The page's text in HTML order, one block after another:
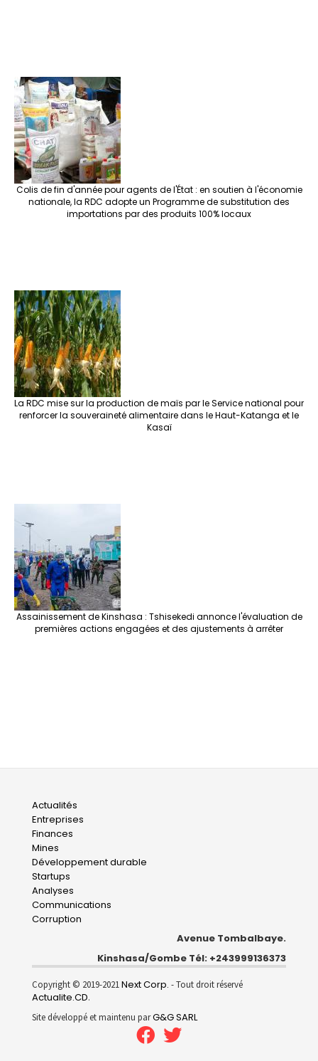
Colis de fin d'année pour agents de l'État : en soutien à l'économie
nationale, la RDC adopte un Programme de substitution des
importations par des produits 100% locaux
La RDC mise sur la production de maïs par le Service national pour
renforcer la souveraineté alimentaire dans le Haut-Katanga et le
Kasaï
Assainissement de Kinshasa : Tshisekedi annonce l'évaluation de
premières actions engagées et des ajustements à arrêter
Main
navigation
Actualités
Entreprises
Finances
Mines
Développement durable
Startups
Analyses
Communications
Corruption
Avenue Tombalbaye.
Kinshasa/Gombe Tél: +243999136373
Copyright © 2019-2021Next Corp. - Tout droit réservé
Actualite.CD.
Site développé et maintenu parG&G SARL